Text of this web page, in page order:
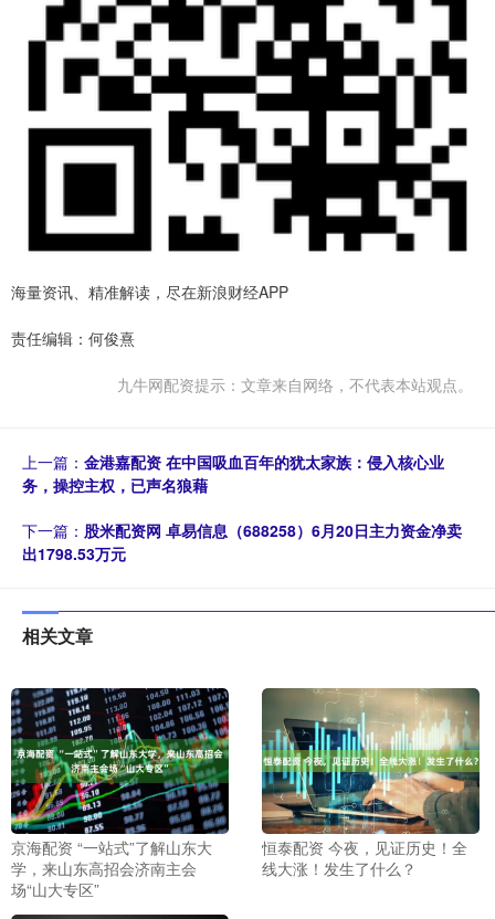
海量资讯、精准解读，尽在新浪财经APP
责任编辑：何俊熹
九牛网配资提示：文章来自网络，不代表本站观点。
上一篇： 金港嘉配资 在中国吸血百年的犹太家族：侵入核心业
务，操控主权，已声名狼藉
下一篇： 股米配资网 卓易信息（688258）6月20日主力资金净卖
出1798.53万元
相关文章
京海配资 “一站式”了解山东大
学，来山东高招会济南主会
场“山大专区”
恒泰配资 今夜，见证历史！全
线大涨！发生了什么？